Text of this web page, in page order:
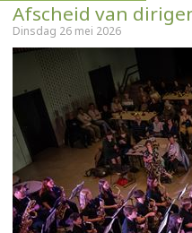
Afscheid van
Dinsdag 26 mei 2026